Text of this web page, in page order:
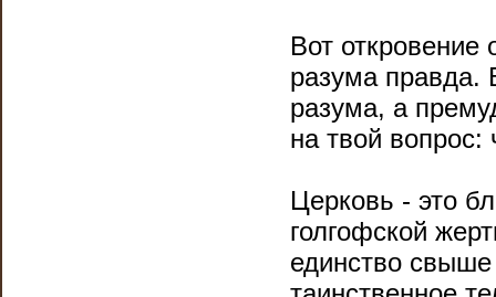
Вот
разума правда.
разума, а
на твой вопрос:
Церковь - это
голгофской
единство